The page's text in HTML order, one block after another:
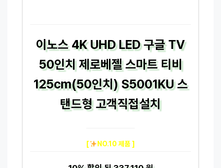
이노스 4K UHD LED 구글 TV
50인치 제로베젤 스마트 티비
125cm(50인치) S5001KU 스
탠드형 고객직접설치
[ NO.10 제품 ]